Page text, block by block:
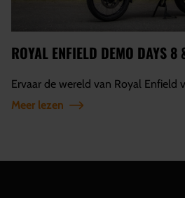
ROYAL ENFIELD DEMO DAYS
Ervaar de wereld van Royal Enfield
Meer lezen